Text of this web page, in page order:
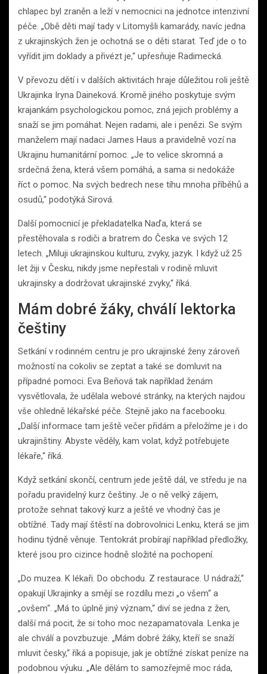
chlapec byl zraněn a leží v nemocnici na jednotce intenzivní
péče. „Obě děti mají tady v Litomyšli kamarády, navíc jedna
z ukrajinských žen je ochotná se o děti starat. Teď jde o to
vyřídit jim doklady a přivézt je,“ upřesňuje Radimecká.
V převozu dětí i v dalších aktivitách hraje důležitou roli ještě
Ukrajinka Iryna Daineková. Kromě jiného poskytuje svým
krajankám psychologickou pomoc, zná jejich problémy a
snaží se jim pomáhat. Nejen radami, ale i penězi. Se svým
manželem mají nadaci James Haus a pravidelně vozí na
Ukrajinu humanitární pomoc. „Je to velice skromná a
srdečná žena, která všem pomáhá, a sama si nedokáže
říct o pomoc. Na svých bedrech nese tíhu mnoha příběhů a
osudů,“ podotýká Sirová.
Další pomocnicí je překladatelka Naďa, která se
přestěhovala s rodiči a bratrem do Česka ve svých 12
letech. „Miluji ukrajinskou kulturu, zvyky, jazyk. I když už 25
let žiji v Česku, nikdy jsme nepřestali v rodině mluvit
ukrajinsky a dodržovat ukrajinské zvyky,“ říká.
Mám dobré žáky, chválí lektorka
češtiny
Setkání v rodinném centru je pro ukrajinské ženy zároveň
možností na cokoliv se zeptat a také se domluvit na
případné pomoci. Eva Beňová tak například ženám
vysvětlovala, že udělala webové stránky, na kterých najdou
vše ohledně lékařské péče. Stejně jako na facebooku.
„Další informace tam ještě večer přidám a přeložíme je i do
ukrajinštiny. Abyste věděly, kam volat, když potřebujete
lékaře,“ říká.
Když setkání skončí, centrum jede ještě dál, ve středu je na
pořadu pravidelný kurz češtiny. Je o ně velký zájem,
protože sehnat takový kurz a ještě ve vhodný čas je
obtížné. Tady mají štěstí na dobrovolnici Lenku, která se jim
hodinu týdně věnuje. Tentokrát probírají například předložky,
které jsou pro cizince hodně složité na pochopení.
„Do muzea. K lékaři. Do obchodu. Z restaurace. U nádraží,“
opakují Ukrajinky a smějí se rozdílu mezi „o všem“ a
„ovšem“. „Má to úplně jiný význam,“ diví se jedna z žen,
další má pocit, že si toho moc nezapamatovala. Lenka je
ale chválí a povzbuzuje. „Mám dobré žáky, kteří se snaží
mluvit česky,“ říká a popisuje, jak je obtížné získat peníze na
podobnou výuku. „Ale dělám to samozřejmě moc ráda,